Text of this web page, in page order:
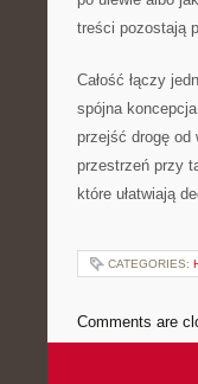
treści pozostają
Całość łączy
spójna
przejść drogę od
przestrzeń przy
które ułatwiają
CATEGORIES:
Comments are